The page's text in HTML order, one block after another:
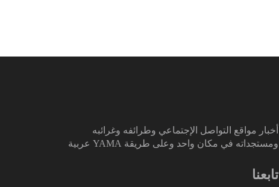
أخبار مواقع التواصل الإجتماعي وطرائفه وغرائبه
ومستجداته في مكان واحد وعلى طريقة YAMA عربية
تابعنا